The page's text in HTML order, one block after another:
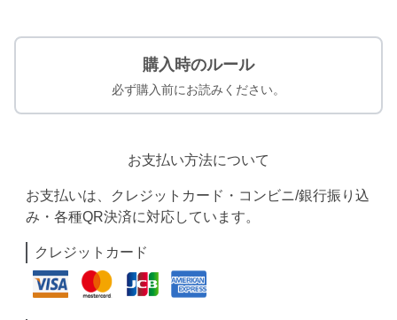
購入時のルール
必ず購入前にお読みください。
お支払い方法について
お支払いは、クレジットカード・コンビニ/銀行振り込
み・各種QR決済に対応しています。
クレジットカード